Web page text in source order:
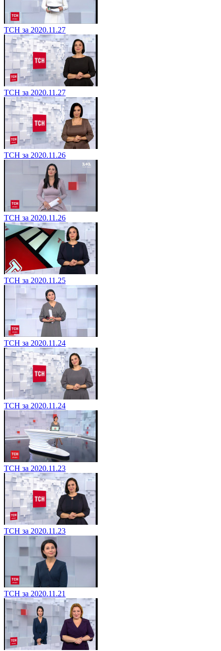
ТСН за 2020.11.27
ТСН за 2020.11.27
ТСН за 2020.11.26
ТСН за 2020.11.26
ТСН за 2020.11.25
ТСН за 2020.11.24
ТСН за 2020.11.24
ТСН за 2020.11.23
ТСН за 2020.11.23
ТСН за 2020.11.21